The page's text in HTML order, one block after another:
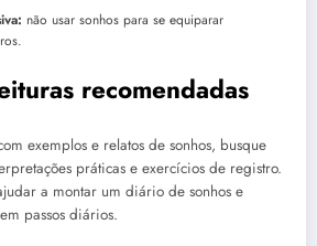
não usar sonhos para se equiparar
recomendadas
exemplos e relatos de sonhos, busque
práticas e exercícios de registro.
a montar um diário de sonhos e
passos diários.